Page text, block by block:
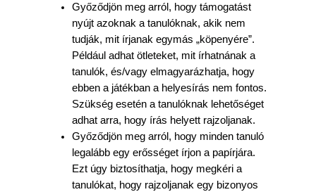
Győződjön meg arról, hogy támogatást
nyújt azoknak a tanulóknak, akik nem
tudják, mit írjanak egymás „köpenyére”.
Például adhat ötleteket, mit írhatnának a
tanulók, és/vagy elmagyarázhatja, hogy
ebben a játékban a helyesírás nem fontos.
Szükség esetén a tanulóknak lehetőséget
adhat arra, hogy írás helyett rajzoljanak.
Győződjön meg arról, hogy minden tanuló
legalább egy erősséget írjon a papírjára.
Ezt úgy biztosíthatja, hogy megkéri a
tanulókat, hogy rajzoljanak egy bizonyos